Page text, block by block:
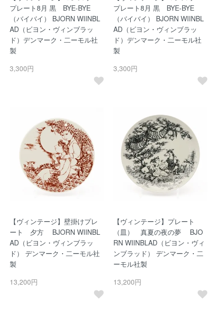
プレート8月 黒 BYE-BYE
（バイバイ） BJORN WIINBL
AD（ビヨン・ヴィンブラッ
ド）デンマーク・二ーモル社
製
3,300円
プレート8月 黒 BYE-BYE
（バイバイ） BJORN WIINBL
AD（ビヨン・ヴィンブラッ
ド）デンマーク・二ーモル社
製
3,300円
【ヴィンテージ】壁掛けプレ
ート 夕方 BJORN WIINBL
AD（ビヨン・ヴィンブラッ
ド） デンマーク・二ーモル社
製
13,200円
【ヴィンテージ】プレート
（皿） 真夏の夜の夢 BJO
RN WIINBLAD（ビヨン・ヴィ
ンブラッド） デンマーク・二
ーモル社製
13,200円